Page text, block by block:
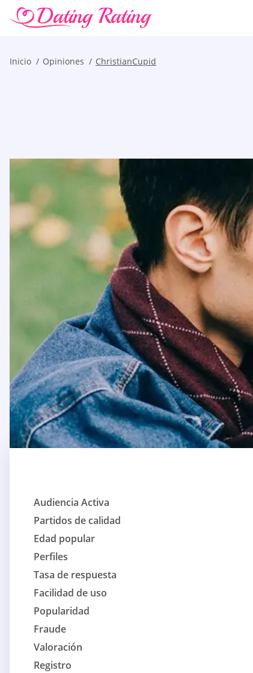
Inicio Opiniones ChristianCupid
Audiencia Activa
Partidos de calidad
Edad popular
Perfiles
Tasa de respuesta
Facilidad de uso
Popularidad
Fraude
Valoración
Registro